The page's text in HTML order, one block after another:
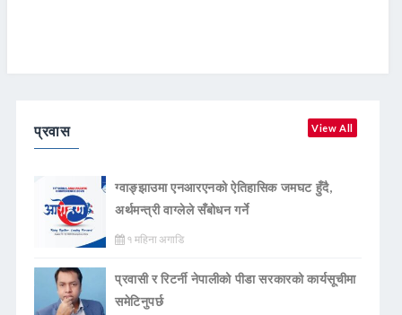
प्रवास View All
ग्वाङ्झाउमा एनआरएनको ऐतिहासिक जमघट हुँदै,
अर्थमन्त्री वाग्लेले सँबोधन गर्ने
१ महिना अगाडि
प्रवासी र रिटर्नी नेपालीको पीडा सरकारको कार्यसूचीमा
समेटिनुपर्छ